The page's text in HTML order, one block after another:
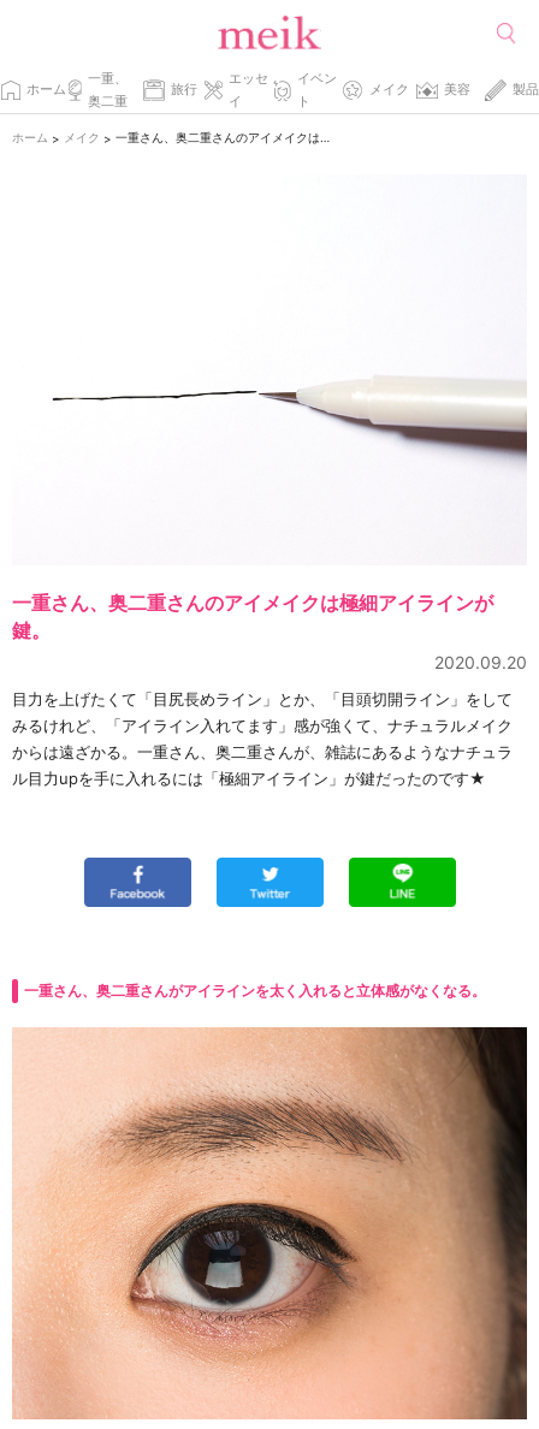
ホーム
一重、
奥二重
旅行
エッセ
イ
イベン
ト
メイク 美容 製品
ホーム > メイク > 一重さん、奥二重さんのアイメイクは極細アイラインが鍵。
一重さん、奥二重さんのアイメイクは極細アイラインが
鍵。
2020.09.20
目力を上げたくて「目尻長めライン」とか、「目頭切開ライン」をして
みるけれど、「アイライン入れてます」感が強くて、ナチュラルメイク
からは遠ざかる。一重さん、奥二重さんが、雑誌にあるようなナチュラ
ル目力upを手に入れるには「極細アイライン」が鍵だったのです★
一重さん、奥二重さんがアイラインを太く入れると立体感がなくなる。